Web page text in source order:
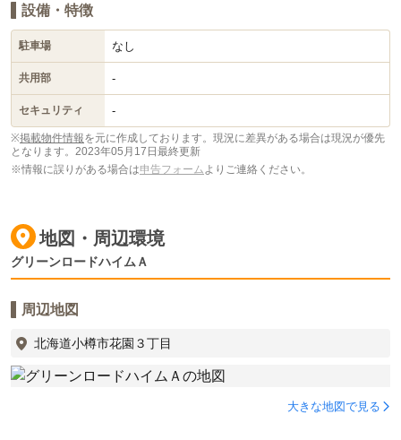
設備・特徴
駐車場 なし
共用部 -
セキュリティ -
※掲載物件情報を元に作成しております。現況に差異がある場合は現況が優先
となります。 2023年05月17日最終更新
※情報に誤りがある場合は申告フォームよりご連絡ください。
地図・周辺環境
グリーンロードハイムＡ
周辺地図
北海道小樽市花園３丁目
大きな地図で見る